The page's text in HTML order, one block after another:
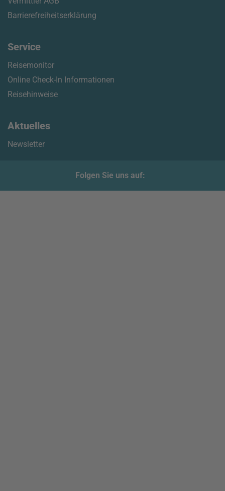
Barrierefreiheitserklärung
Service
Reisemonitor
Online Check-In Informationen
Reisehinweise
Aktuelles
Newsletter
Folgen Sie uns auf: